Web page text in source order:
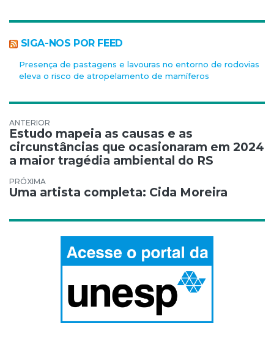
SIGA-NOS POR FEED
Presença de pastagens e lavouras no entorno de rodovias
eleva o risco de atropelamento de mamíferos
Navegação de Post
Estudo mapeia as causas e as
circunstâncias que ocasionaram em 2024
a maior tragédia ambiental do RS
Uma artista completa: Cida Moreira